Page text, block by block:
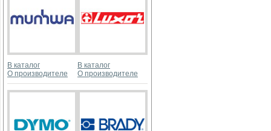
В каталог
О производителе
В каталог
О производителе